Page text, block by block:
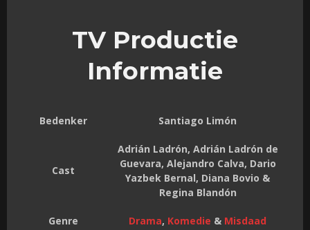
TV Productie
Informatie
Bedenker Santiago Limón
Cast
Adrián Ladrón, Adrián Ladrón de
Guevara, Alejandro Calva, Dario
Yazbek Bernal, Diana Bovio &
Regina Blandón
Genre Drama, Komedie & Misdaad